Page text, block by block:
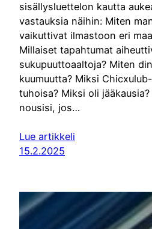
sisällysluettelon kautta
vastauksia näihin: Miten
vaikuttivat ilmastoon eri
Millaiset tapahtumat
sukupuuttoaaltoja? Miten
kuumuutta? Miksi
tuhoisa? Miksi oli
nousisi, jos…
Lue artikkeli
15.2.2025